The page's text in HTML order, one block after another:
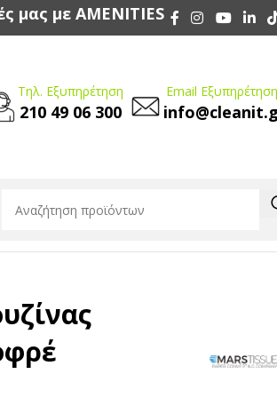
μας με AMENITIES
Τηλ. Εξυπηρέτηση
210 49 06 300
Email